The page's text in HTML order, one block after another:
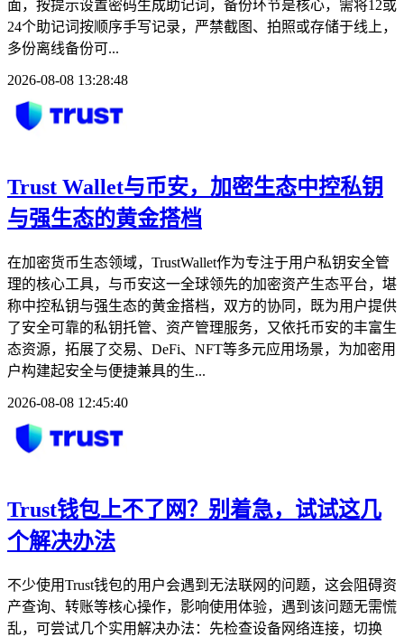
面，按提示设置密码生成助记词，备份环节是核心，需将12或
24个助记词按顺序手写记录，严禁截图、拍照或存储于线上，
多份离线备份可...
2026-08-08 13:28:48
Trust Wallet与币安，加密生态中控私钥
与强生态的黄金搭档
在加密货币生态领域，TrustWallet作为专注于用户私钥安全管
理的核心工具，与币安这一全球领先的加密资产生态平台，堪
称中控私钥与强生态的黄金搭档，双方的协同，既为用户提供
了安全可靠的私钥托管、资产管理服务，又依托币安的丰富生
态资源，拓展了交易、DeFi、NFT等多元应用场景，为加密用
户构建起安全与便捷兼具的生...
2026-08-08 12:45:40
Trust钱包上不了网？别着急，试试这几
个解决办法
不少使用Trust钱包的用户会遇到无法联网的问题，这会阻碍资
产查询、转账等核心操作，影响使用体验，遇到该问题无需慌
乱，可尝试几个实用解决办法：先检查设备网络连接，切换